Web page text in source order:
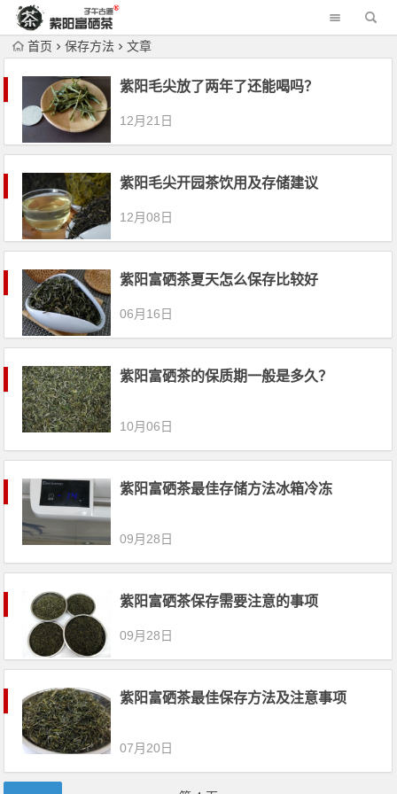
首页 保存方法 文章
紫阳毛尖放了两年了还能喝吗？
12月21日
紫阳毛尖开园茶饮用及存储建议
12月08日
紫阳富硒茶夏天怎么保存比较好
06月16日
紫阳富硒茶的保质期一般是多久？
10月06日
紫阳富硒茶最佳存储方法冰箱冷冻
09月28日
紫阳富硒茶保存需要注意的事项
09月28日
紫阳富硒茶最佳保存方法及注意事项
07月20日